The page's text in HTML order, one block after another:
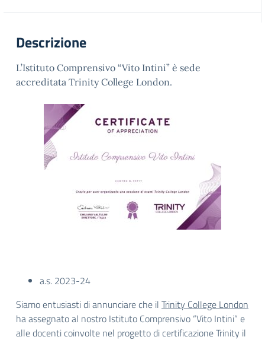
Descrizione
L’Istituto Comprensivo “Vito Intini” è sede
accreditata Trinity College London.
a.s. 2023-24
Siamo entusiasti di annunciare che il Trinity College London
ha assegnato al nostro Istituto Comprensivo “Vito Intini” e
alle docenti coinvolte nel progetto di certificazione Trinity il